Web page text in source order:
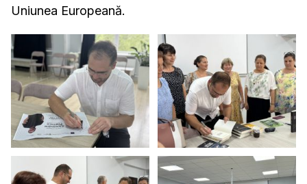
Uniunea Europeană.